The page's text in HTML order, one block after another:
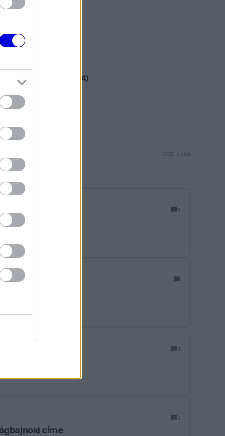
Magnussen (2024)
355 cikk
3
futamnak.
1
1
címe